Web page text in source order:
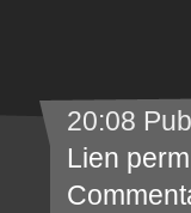
20:08
Lien